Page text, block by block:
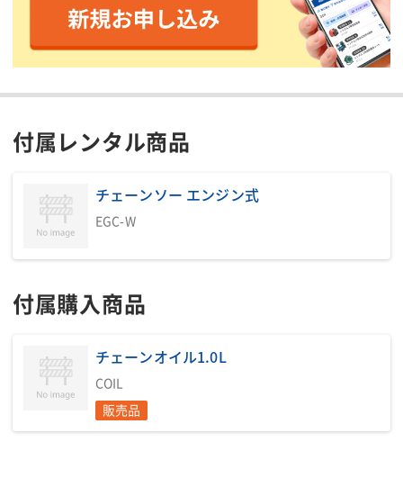
付属レンタル商品
チェーンソー エンジン式
EGC-W
付属購入商品
チェーンオイル1.0L
COIL
販売品